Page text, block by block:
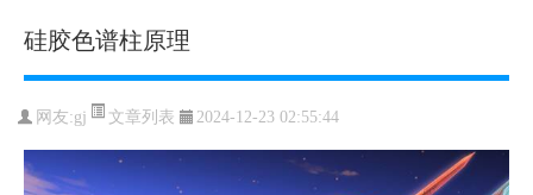
硅胶色谱柱原理
网友:gj 文章列表 2024-12-23 02:55:44